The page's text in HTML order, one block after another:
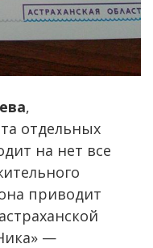
,
отдельных
на нет все
приводит
—